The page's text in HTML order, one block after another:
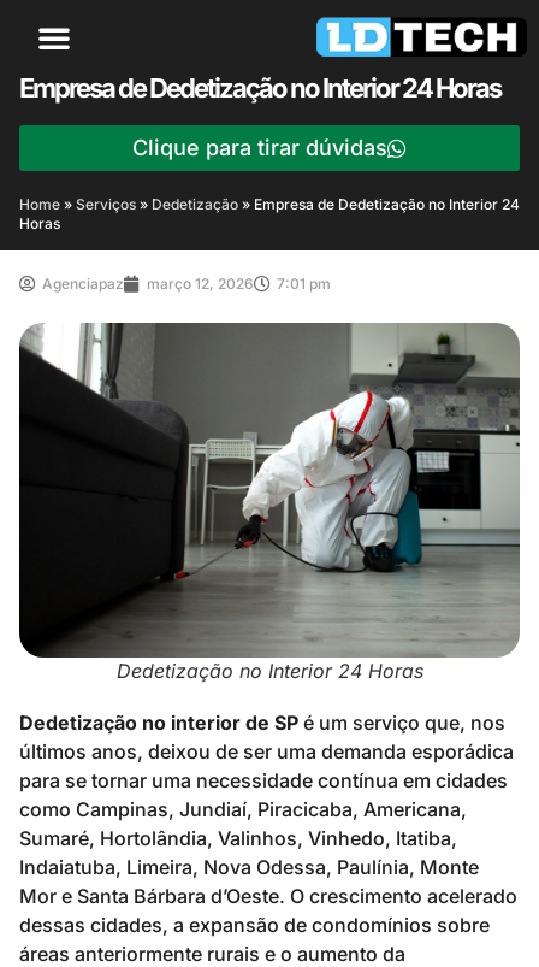
Empresa de Dedetização no Interior 24 Horas
Clique para tirar dúvidas
Home » Serviços » Dedetização » Empresa de Dedetização no Interior 24
Horas
Agenciapaz março 12, 2026 7:01 pm
Dedetização no Interior 24 Horas
Dedetização no interior de SP é um serviço que, nos
últimos anos, deixou de ser uma demanda esporádica
para se tornar uma necessidade contínua em cidades
como Campinas, Jundiaí, Piracicaba, Americana,
Sumaré, Hortolândia, Valinhos, Vinhedo, Itatiba,
Indaiatuba, Limeira, Nova Odessa, Paulínia, Monte
Mor e Santa Bárbara d’Oeste. O crescimento acelerado
dessas cidades, a expansão de condomínios sobre
áreas anteriormente rurais e o aumento da